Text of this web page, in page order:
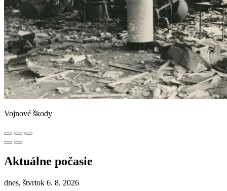
Vojnové škody
Aktuálne počasie
dnes, štvrtok 6. 8. 2026